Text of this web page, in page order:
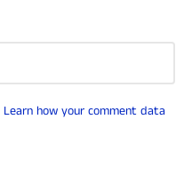
Learn how your comment data